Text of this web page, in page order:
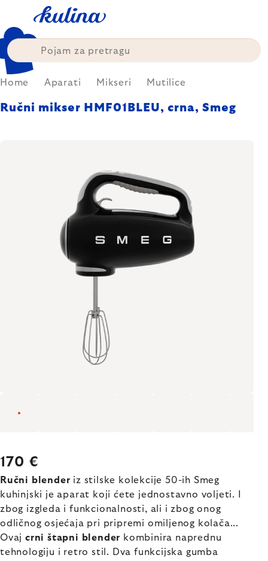
content
Home Aparati Mikseri Mutilice
Ručni mikser HMF01BLEU, crna, Smeg
170 €
Ručni blender iz stilske kolekcije 50-ih Smeg
kuhinjski je aparat koji ćete jednostavno voljeti. I
zbog izgleda i funkcionalnosti, ali i zbog onog
odličnog osjećaja pri pripremi omiljenog kolača...
Ovaj crni štapni blender kombinira naprednu
tehnologiju i retro stil. Dva funkcijska gumba